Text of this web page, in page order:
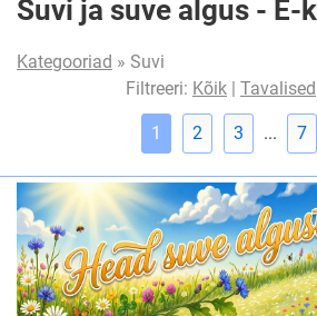
Suvi ja suve algus - E-
Kategooriad » Suvi
Filtreeri: Kõik | Tavalised
1 2 3 ... 7